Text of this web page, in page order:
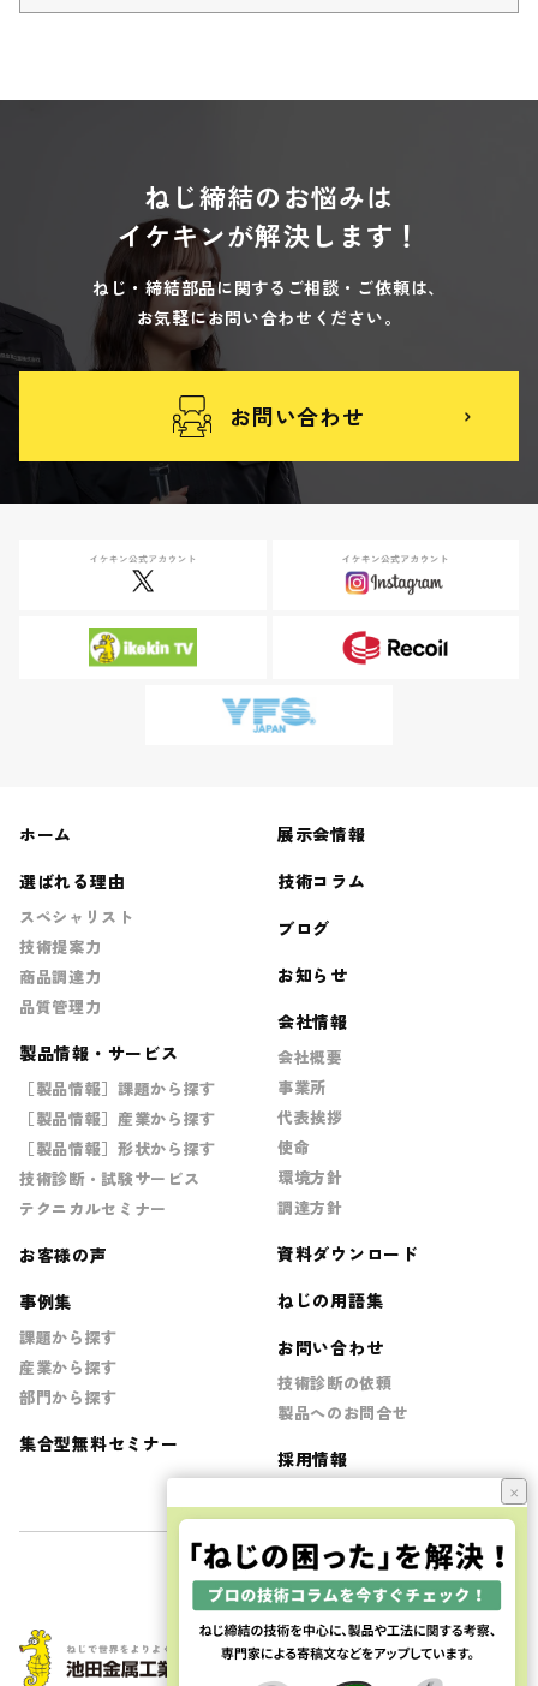
ねじ締結のお悩みは
イケキンが解決します！
ねじ・締結部品に関するご相談・ご依頼は、
お気軽にお問い合わせください。
お問い合わせ
ホーム
選ばれる理由
スペシャリスト
技術提案力
商品調達力
品質管理力
製品情報・サービス
［製品情報］課題から探す
［製品情報］産業から探す
［製品情報］形状から探す
技術診断・試験サービス
テクニカルセミナー
お客様の声
事例集
課題から探す
産業から探す
部門から探す
集合型無料セミナー
展示会情報
技術コラム
ブログ
お知らせ
会社情報
会社概要
事業所
代表挨拶
使命
環境方針
調達方針
資料ダウンロード
ねじの用語集
お問い合わせ
技術診断の依頼
製品へのお問合せ
採用情報
×